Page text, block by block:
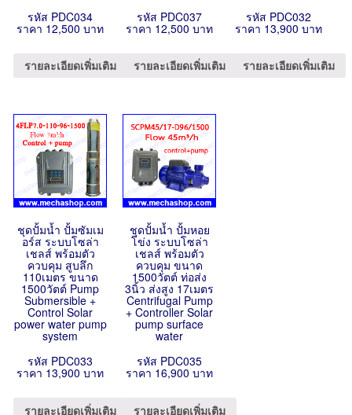
รหัส PDC034
ราคา 12,500 บาท
รายละเอียดเพิ่มเติม
รหัส PDC037
ราคา 12,500 บาท
รายละเอียดเพิ่มเติม
รหัส PDC032
ราคา 13,900 บาท
รายละเอียดเพิ่มเติม
ชุดปั้มน้ำ ปั้มซัมเม
อร์ส ระบบโซล่า
เชลส์ พร้อมตัว
ควบคุม สูบลึก
110เมตร ขนาด
1500วัตต์ Pump
Submersible +
Control Solar
power water pump
system
รหัส PDC033
ราคา 13,900 บาท
รายละเอียดเพิ่มเติม
ชุดปั้มน้ำ ปั้มหอย
โข่ง ระบบโซล่า
เชลส์ พร้อมตัว
ควบคุม ขนาด
1500วัตต์ ท่อส่ง
3นิ้ว ส่งสูง 17เมตร
Centrifugal Pump
+ Controller Solar
pump surface
water
รหัส PDC035
ราคา 16,900 บาท
รายละเอียดเพิ่มเติม